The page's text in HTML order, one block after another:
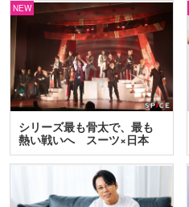
NEW
シリーズ最も骨太で、最も
熱い戦いへ スーツ×日本
刀…